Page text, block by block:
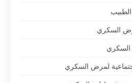
السكري
السكري
لمرض السكري